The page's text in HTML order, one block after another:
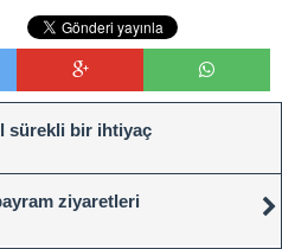
sürekli bir ihtiyaç
ziyaretleri